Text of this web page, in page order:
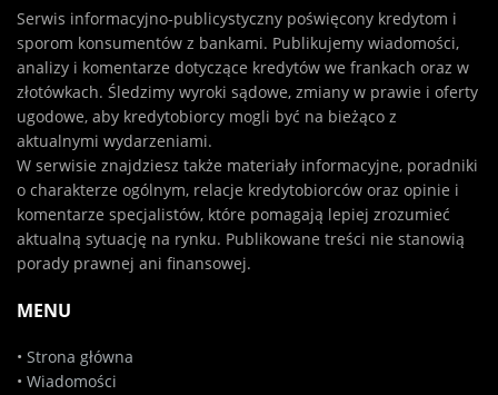
Serwis informacyjno-publicystyczny poświęcony kredytom i
sporom konsumentów z bankami. Publikujemy wiadomości,
analizy i komentarze dotyczące kredytów we frankach oraz w
złotówkach. Śledzimy wyroki sądowe, zmiany w prawie i oferty
ugodowe, aby kredytobiorcy mogli być na bieżąco z
aktualnymi wydarzeniami.
W serwisie znajdziesz także materiały informacyjne, poradniki
o charakterze ogólnym, relacje kredytobiorców oraz opinie i
komentarze specjalistów, które pomagają lepiej zrozumieć
aktualną sytuację na rynku. Publikowane treści nie stanowią
porady prawnej ani finansowej.
MENU
• Strona główna
• Wiadomości